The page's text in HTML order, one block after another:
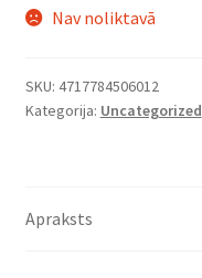
Nav noliktavā
SKU: 4717784506012
Kategorija: Uncategorized
Apraksts